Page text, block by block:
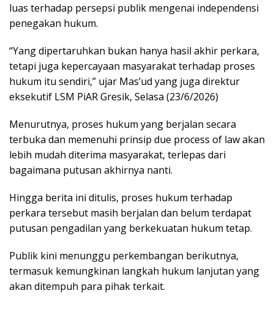
luas terhadap persepsi publik mengenai independensi
penegakan hukum.
“Yang dipertaruhkan bukan hanya hasil akhir perkara,
tetapi juga kepercayaan masyarakat terhadap proses
hukum itu sendiri,” ujar Mas’ud yang juga direktur
eksekutif LSM PiAR Gresik, Selasa (23/6/2026)
Menurutnya, proses hukum yang berjalan secara
terbuka dan memenuhi prinsip due process of law akan
lebih mudah diterima masyarakat, terlepas dari
bagaimana putusan akhirnya nanti.
Hingga berita ini ditulis, proses hukum terhadap
perkara tersebut masih berjalan dan belum terdapat
putusan pengadilan yang berkekuatan hukum tetap.
Publik kini menunggu perkembangan berikutnya,
termasuk kemungkinan langkah hukum lanjutan yang
akan ditempuh para pihak terkait.